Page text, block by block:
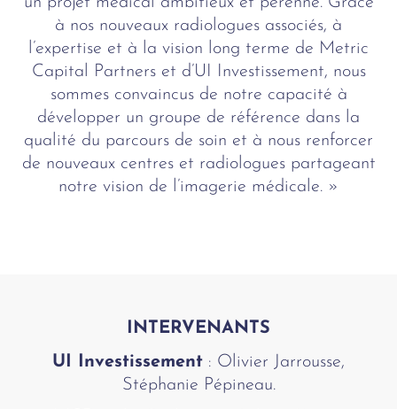
à nos nouveaux radiologues associés, à
l’expertise et à la vision long terme de Metric
Capital Partners et d’UI Investissement, nous
sommes convaincus de notre capacité à
développer un groupe de référence dans la
qualité du parcours de soin et à nous renforcer
de nouveaux centres et radiologues partageant
notre vision de l’imagerie médicale. »
INTERVENANTS
UI Investissement : Olivier Jarrousse,
Stéphanie Pépineau.